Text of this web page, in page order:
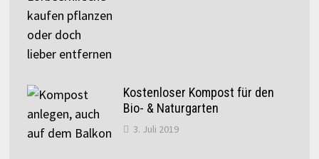
Kostenloser Kompost für den
Bio- & Naturgarten
3. Juli 2019